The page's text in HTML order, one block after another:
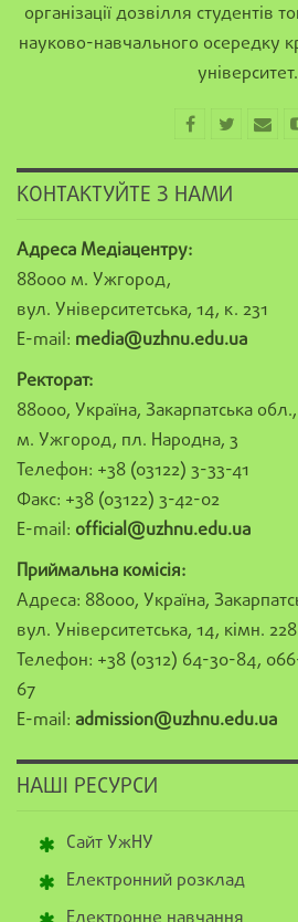
організації дозвілля студентів
науково-навчального осередку
університет.
КОНТАКТУЙТЕ З НАМИ
Адреса Медіацентру:
88000 м. Ужгород,
вул. Університетська, 14, к. 231
E-mail: media@uzhnu.edu.ua
Ректорат:
88000, Україна, Закарпатська обл.,
м. Ужгород, пл. Народна, 3
Телефон: +38 (03122) 3-33-41
Факс: +38 (03122) 3-42-02
E-mail: official@uzhnu.edu.ua
Приймальна комісія:
Адреса: 88000, Україна,
вул. Університетська, 14, кімн. 228
Телефон: +38 (0312) 64-30-84,
67
E-mail: admission@uzhnu.edu.ua
НАШІ РЕСУРСИ
Сайт УжНУ
Електронний розклад